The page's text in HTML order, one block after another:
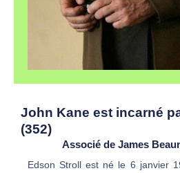
John Kane est incarné
(352)
Associé de James
Edson Stroll est né le 6 janvier